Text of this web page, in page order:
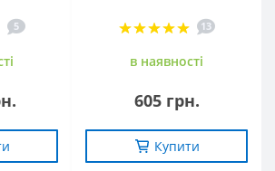
5 13
в наявностi
605 грн.
Купити